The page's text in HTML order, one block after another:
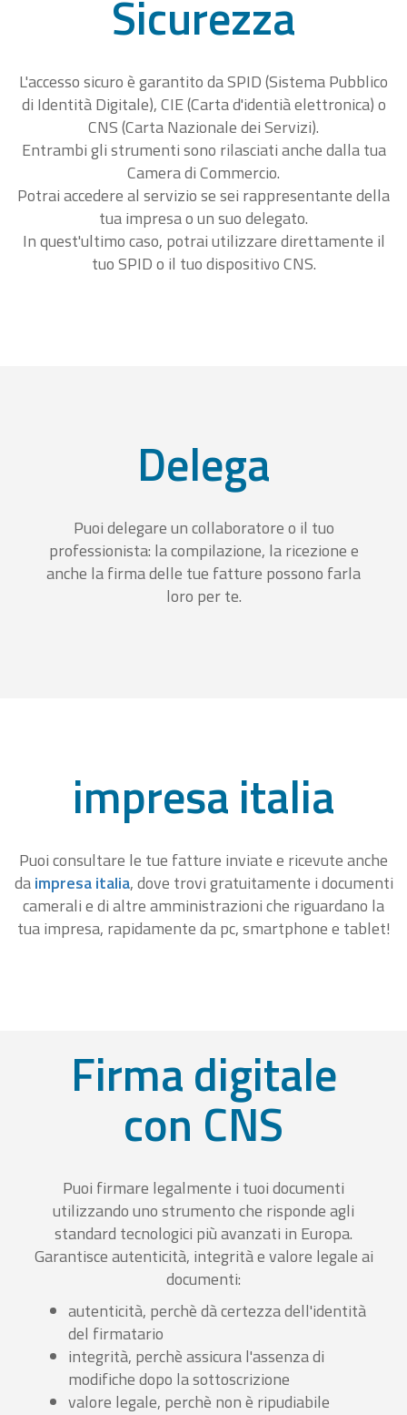
Sicurezza
L'accesso sicuro è garantito da SPID (Sistema Pubblico
di Identità Digitale), CIE (Carta d'identià elettronica) o
CNS (Carta Nazionale dei Servizi).
Entrambi gli strumenti sono rilasciati anche dalla tua
Camera di Commercio.
Potrai accedere al servizio se sei rappresentante della
tua impresa o un suo delegato.
In quest'ultimo caso, potrai utilizzare direttamente il
tuo SPID o il tuo dispositivo CNS.
Delega
Puoi delegare un collaboratore o il tuo
professionista: la compilazione, la ricezione e
anche la firma delle tue fatture possono farla
loro per te.
impresa italia
Puoi consultare le tue fatture inviate e ricevute anche
daimpresa italia, dove trovi gratuitamente i documenti
camerali e di altre amministrazioni che riguardano la
tua impresa, rapidamente da pc, smartphone e tablet!
Firma digitale
con CNS
Puoi firmare legalmente i tuoi documenti
utilizzando uno strumento che risponde agli
standard tecnologici più avanzati in Europa.
Garantisce autenticità, integrità e valore legale ai
documenti:
autenticità, perchè dà certezza dell'identità
del firmatario
integrità, perchè assicura l'assenza di
modifiche dopo la sottoscrizione
valore legale, perchè non è ripudiabile